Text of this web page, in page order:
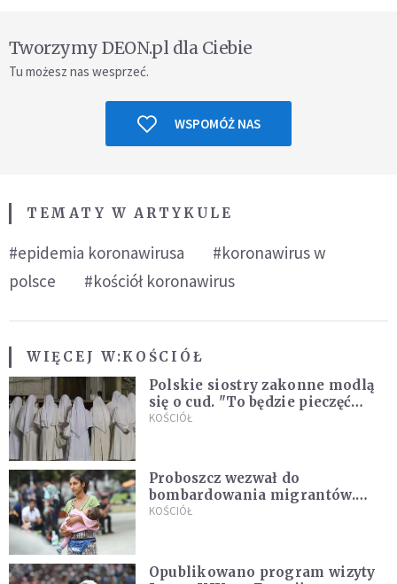
Tworzymy DEON.pl dla Ciebie
Tu możesz nas wesprzeć.
WSPOMÓŻ NAS
TEMATY W ARTYKULE
#epidemia koronawirusa
#koronawirus w
polsce
#kościół koronawirus
WIĘCEJ W:KOŚCIÓŁ
Polskie siostry zakonne modlą
się o cud. "To będzie pieczęć
Pana Boga dla naszej wiary"
KOŚCIÓŁ
Proboszcz wezwał do
bombardowania migrantów.
"Masowy ogień przeciwko
KOŚCIÓŁ
Opublikowano program wizyty